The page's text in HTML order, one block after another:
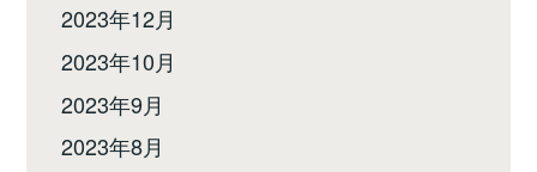
2023年12月
2023年10月
2023年9月
2023年8月